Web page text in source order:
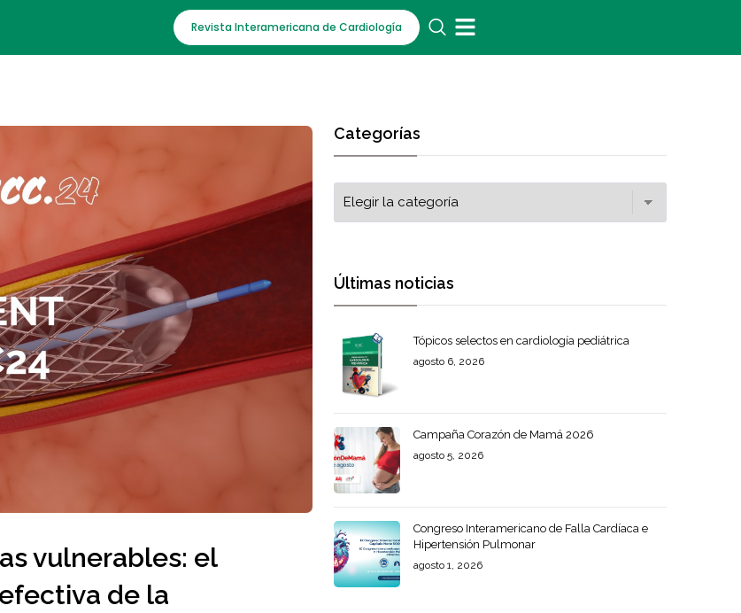
Revista Interamericana de Cardiología
vulnerables: el
de la
Categorías
Últimas noticias
Tópicos selectos en cardiología pediátrica
agosto 6, 2026
Campaña Corazón de Mamá 2026
agosto 5, 2026
Congreso Interamericano de Falla Cardíaca e
Hipertensión Pulmonar
agosto 1, 2026